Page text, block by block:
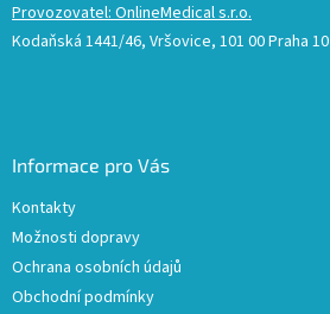
Provozovatel: OnlineMedical s.r.o.
Kodaňská 1441/46, Vršovice, 101 00 Praha 10
Informace pro Vás
Kontakty
Možnosti dopravy
Ochrana osobních údajů
Obchodní podmínky